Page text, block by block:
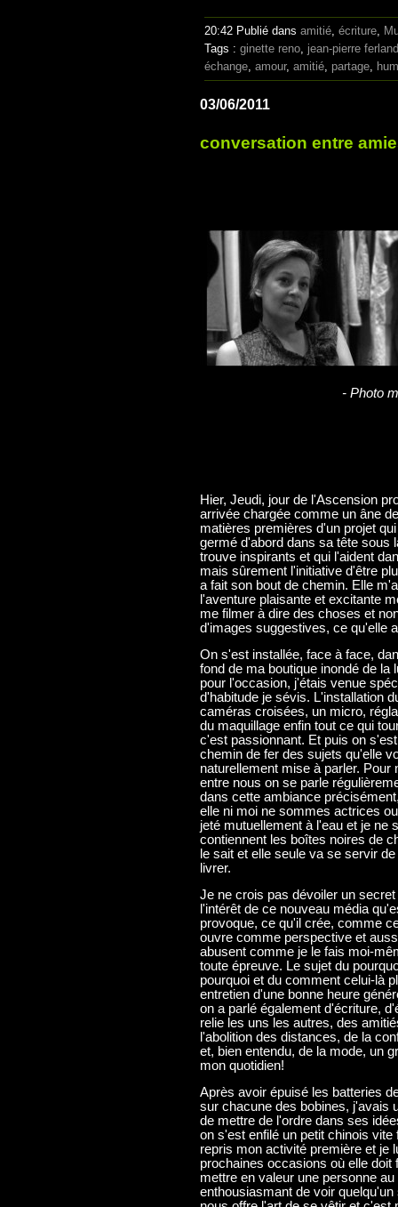
20:42 Publié dans amitié, écriture,
Tags : ginette reno, jean-pierre ferland
échange, amour, amitié, partage,
03/06/2011
conversation entre
- Photo
Hier, Jeudi, jour de l'Ascension
arrivée chargée comme un âne
matières premières d'un projet
germé d'abord dans sa tête sous
trouve inspirants et qui l'aident
mais sûrement l'initiative d'être
a fait son bout de chemin. Elle
l'aventure plaisante et excitante
me filmer à dire des choses et
d'images suggestives, ce qu'elle
On s'est installée, face à face,
fond de ma boutique inondé de
pour l'occasion, j'étais venue
d'habitude je sévis. L'installation
caméras croisées, un micro,
du maquillage enfin tout ce qui
c'est passionnant. Et puis on
chemin de fer des sujets qu'elle
naturellement mise à parler.
entre nous on se parle
dans cette ambiance
elle ni moi ne sommes actrices
jeté mutuellement à l'eau et je ne
contiennent les boîtes noires de
le sait et elle seule va se servir
livrer.
Je ne crois pas dévoiler un
l'intérêt de ce nouveau média
provoque, ce qu'il crée, comme
ouvre comme perspective et
abusent comme je le fais moi-
toute épreuve. Le sujet du
pourquoi et du comment celui-là
entretien d'une bonne heure
on a parlé également d'écriture,
relie les uns les autres, des
l'abolition des distances, de la
et, bien entendu, de la mode, un
mon quotidien!
Après avoir épuisé les batteries
sur chacune des bobines, j'avais
de mettre de l'ordre dans ses
on s'est enfilé un petit chinois
repris mon activité première et je
prochaines occasions où elle
mettre en valeur une personne
enthousiasmant de voir